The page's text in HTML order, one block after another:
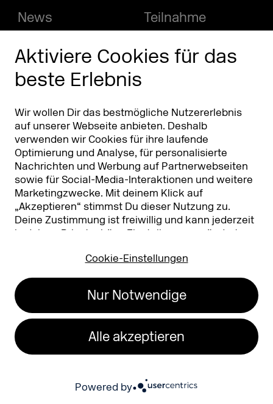
Aktiviere Cookies für das
beste Erlebnis
Wir wollen Dir das bestmögliche Nutzererlebnis
auf unserer Webseite anbieten. Deshalb
verwenden wir Cookies für ihre laufende
Optimierung und Analyse, für personalisierte
Nachrichten und Werbung auf Partnerwebseiten
sowie für Social-Media-Interaktionen und weitere
Marketingzwecke. Mit deinem Klick auf
„Akzeptieren“ stimmst Du dieser Nutzung zu.
Deine Zustimmung ist freiwillig und kann jederzeit
in deinen Privatsphäre-Einstellungen
geändert
Nutzung findest Du in unserer
Cookie-Einstellungen
Nur Notwendige
Alle akzeptieren
Powered by
News
Podcast
Kontakt
Über DMEXCO
Presse/Downloads
Phishing Alarm
Teilnahme
Aussteller Infos
FAQ
Partner Worldwide
info@dmexco.com